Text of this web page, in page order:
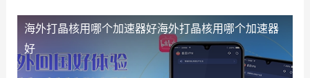
海外打晶核用哪个加速器好海外打晶核用哪个加速器
好